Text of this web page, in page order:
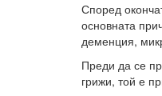
Според
основната
деменция,
Преди да се
грижи, той е